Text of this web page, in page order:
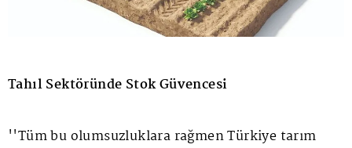
Tahıl Sektöründe Stok Güvencesi
''Tüm bu olumsuzluklara rağmen Türkiye tarım